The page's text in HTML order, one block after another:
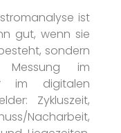
ist
gut, wenn sie
sondern
im
im digitalen
Zykluszeit,
Nacharbeit,